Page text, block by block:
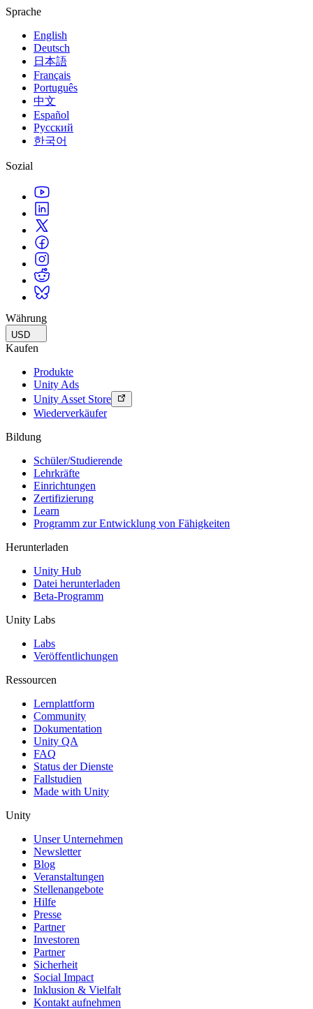
Sprache
English
Deutsch
日本語
Français
Português
中文
Español
Русский
한국어
Sozial
Währung
USD
Kaufen
Produkte
Unity Ads
Unity Asset Store
Wiederverkäufer
Bildung
Schüler/Studierende
Lehrkräfte
Einrichtungen
Zertifizierung
Learn
Programm zur Entwicklung von Fähigkeiten
Herunterladen
Unity Hub
Datei herunterladen
Beta-Programm
Unity Labs
Labs
Veröffentlichungen
Ressourcen
Lernplattform
Community
Dokumentation
Unity QA
FAQ
Status der Dienste
Fallstudien
Made with Unity
Unity
Unser Unternehmen
Newsletter
Blog
Veranstaltungen
Stellenangebote
Hilfe
Presse
Partner
Investoren
Partner
Sicherheit
Social Impact
Inklusion & Vielfalt
Kontakt aufnehmen